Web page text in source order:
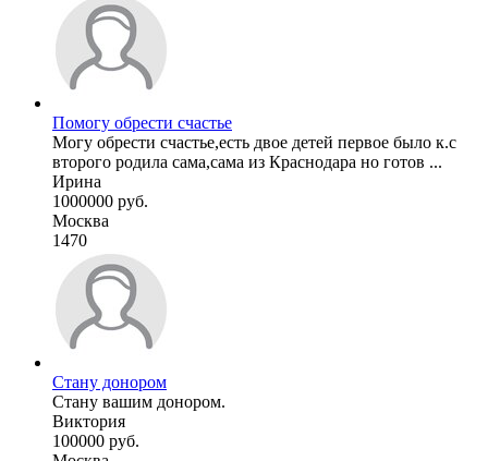
Помогу обрести счастье
Могу обрести счастье,есть двое детей первое было к.с
второго родила сама,сама из Краснодара но готов ...
Ирина
1000000 руб.
Москва
1470
Стану донором
Стану вашим донором.
Виктория
100000 руб.